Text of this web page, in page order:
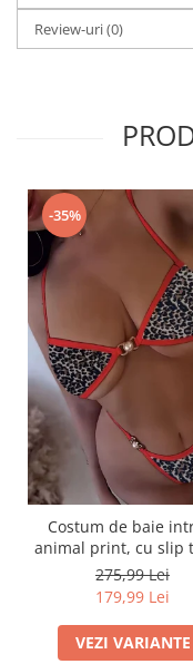
Review-uri(0)
-35%
Costum de baie
animal print,
275,99 Lei
179,99 Lei
VEZI VARIANTE